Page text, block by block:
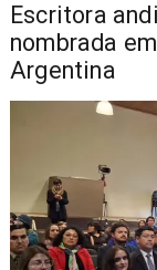
Escritora
nombrada
Argentina